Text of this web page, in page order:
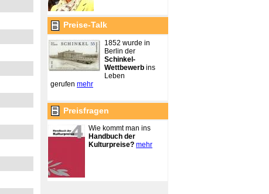
Preise-Talk
1852 wurde in
Berlin der
Schinkel-
Wettbewerb ins
Leben
gerufen mehr
Preisfragen
Wie kommt man ins
Handbuch der
Kulturpreise? mehr